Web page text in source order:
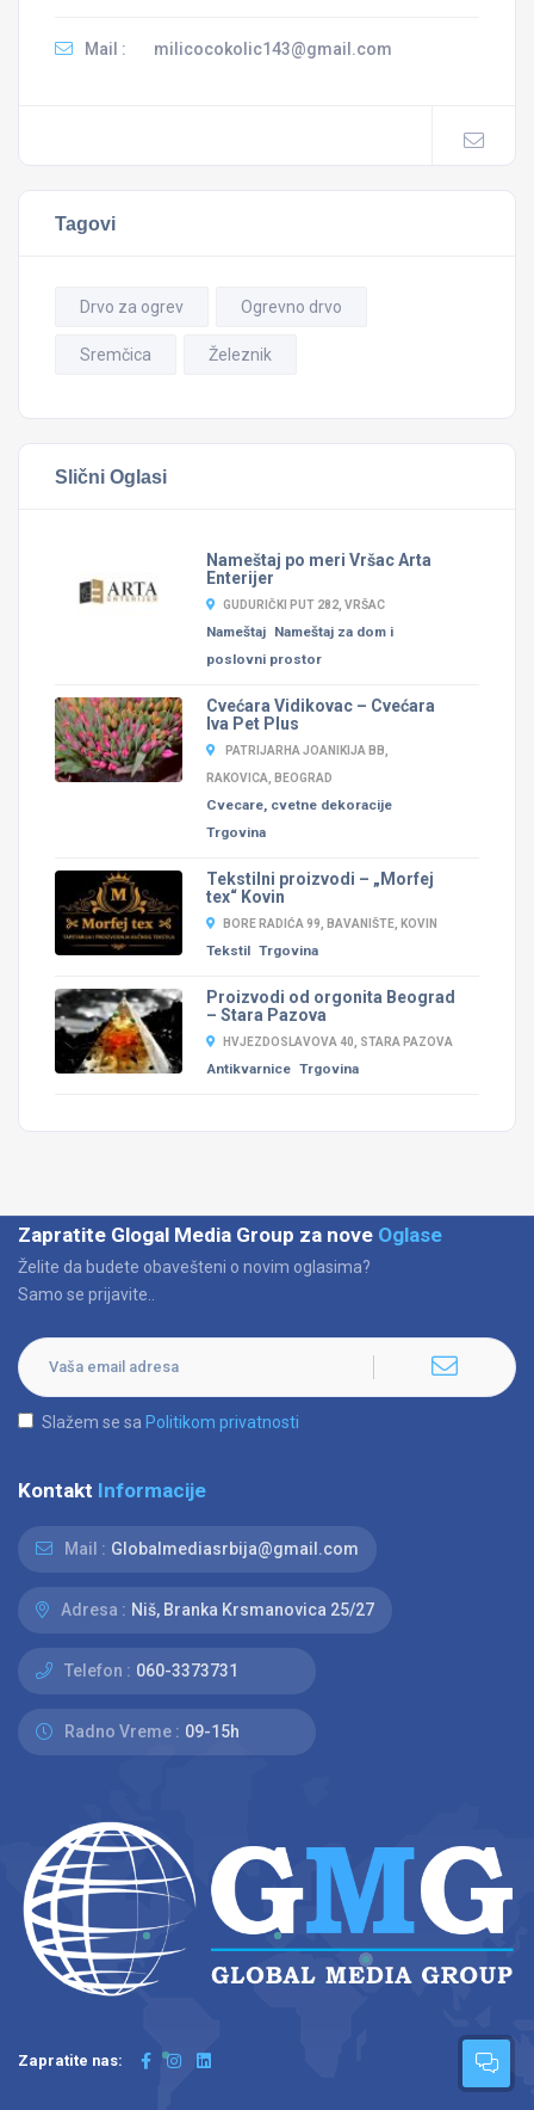
Mail : milicocokolic143@gmail.com
Tagovi
Drvo za ogrev Ogrevno drvo
Sremčica Železnik
Slični Oglasi
Nameštaj po meri Vršac Arta
Enterijer
GUDURIČKI PUT 282, VRŠAC
Nameštaj Nameštaj za dom i
poslovni prostor
Cvećara Vidikovac – Cvećara
Iva Pet Plus
PATRIJARHA JOANIKIJA BB,
RAKOVICA, BEOGRAD
Cvecare, cvetne dekoracije
Trgovina
Tekstilni proizvodi – „Morfej
tex“ Kovin
BORE RADIĆA 99, BAVANIŠTE, KOVIN
Tekstil Trgovina
Proizvodi od orgonita Beograd
– Stara Pazova
HVJEZDOSLAVOVA 40, STARA PAZOVA
Antikvarnice Trgovina
Zapratite Glogal Media Group za nove Oglase
Želite da budete obavešteni o novim oglasima?
Samo se prijavite..
Slažem se sa Politikom privatnosti
Kontakt Informacije
Mail : Globalmediasrbija@gmail.com
Adresa : Niš, Branka Krsmanovica 25/27
Telefon : 060-3373731
Radno Vreme : 09-15h
Zapratite nas: